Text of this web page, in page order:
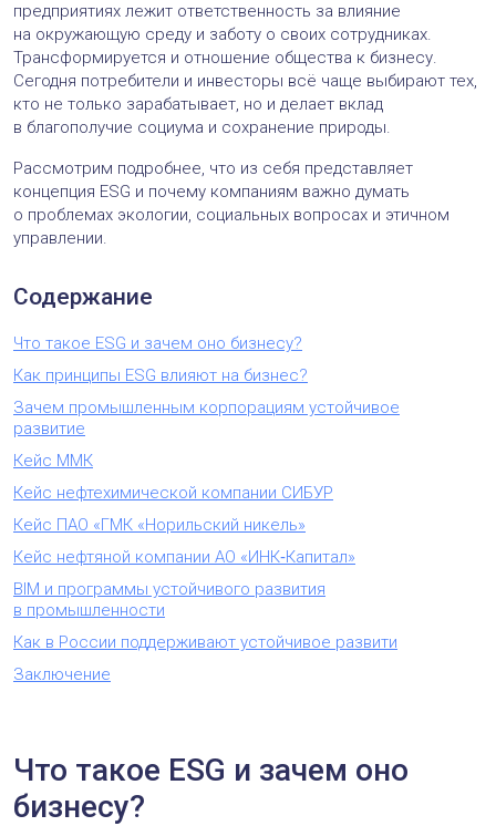
предприятиях лежит ответственность за влияние
на окружающую среду и заботу о своих сотрудниках.
Трансформируется и отношение общества к бизнесу.
Сегодня потребители и инвесторы всё чаще выбирают тех,
кто не только зарабатывает, но и делает вклад
в благополучие социума и сохранение природы.
Рассмотрим подробнее, что из себя представляет
концепция ESG и почему компаниям важно думать
о проблемах экологии, социальных вопросах и этичном
управлении.
Содержание
Что такое ESG и зачем оно бизнесу?
Как принципы ESG влияют на бизнес?
Зачем промышленным корпорациям устойчивое
развитие
Кейс ММК
Кейс нефтехимической компании СИБУР
Кейс ПАО «ГМК «Норильский никель»
Кейс нефтяной компании АО «ИНК‑Капитал»
BIM и программы устойчивого развития
в промышленности
Как в России поддерживают устойчивое развити
Заключение
Что такое ESG и зачем оно
бизнесу?